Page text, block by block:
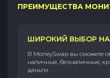
ПРЕИМУЩЕСТВА
ШИРОКИЙ ВЫБОР
В MoneySwap вы сможете
наличные, безналичные,
деньги.